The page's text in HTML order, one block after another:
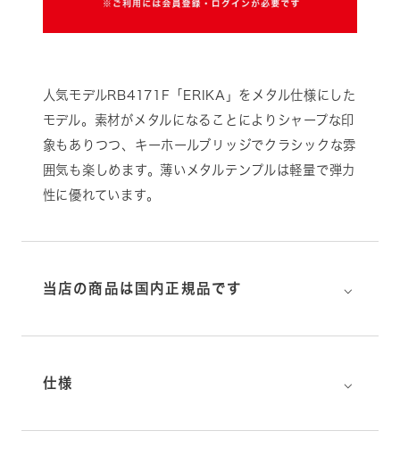
人気モデルRB4171F「ERIKA」をメタル仕様にした
モデル。素材がメタルになることによりシャープな印
象もありつつ、キーホールブリッジでクラシックな雰
囲気も楽しめます。薄いメタルテンプルは軽量で弾力
性に優れています。
当店の商品は国内正規品です ⌵
仕様 ⌵